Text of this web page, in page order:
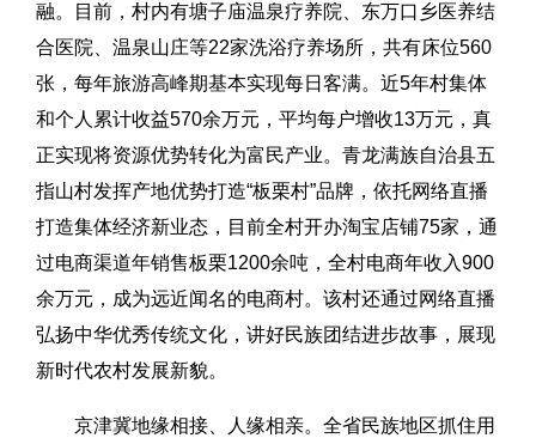
融。目前，村内有塘子庙温泉疗养院、东万口乡医养结
合医院、温泉山庄等22家洗浴疗养场所，共有床位560
张，每年旅游高峰期基本实现每日客满。近5年村集体
和个人累计收益570余万元，平均每户增收13万元，真
正实现将资源优势转化为富民产业。青龙满族自治县五
指山村发挥产地优势打造“板栗村”品牌，依托网络直播
打造集体经济新业态，目前全村开办淘宝店铺75家，通
过电商渠道年销售板栗1200余吨，全村电商年收入900
余万元，成为远近闻名的电商村。该村还通过网络直播
弘扬中华优秀传统文化，讲好民族团结进步故事，展现
新时代农村发展新貌。
京津冀地缘相接、人缘相亲。全省民族地区抓住用